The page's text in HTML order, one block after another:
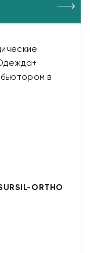
ORTHO